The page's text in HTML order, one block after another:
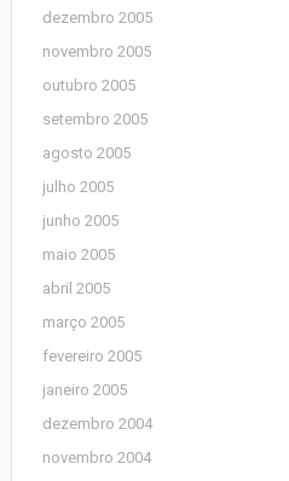
dezembro 2005
novembro 2005
outubro 2005
setembro 2005
agosto 2005
julho 2005
junho 2005
maio 2005
abril 2005
março 2005
fevereiro 2005
janeiro 2005
dezembro 2004
novembro 2004